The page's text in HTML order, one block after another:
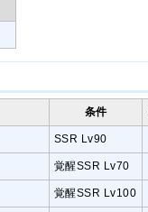
条件
SSR Lv90
覚醒SSR Lv70
覚醒SSR Lv100